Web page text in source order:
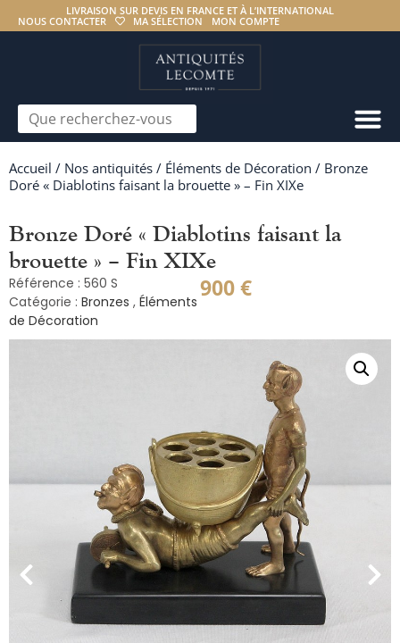
LIVRAISON SUR DEVIS EN FRANCE ET À L’INTERNATIONAL
NOUS CONTACTER
MA SÉLECTION MON COMPTE
Accueil / Nos antiquités / Éléments de Décoration / Bronze
Doré « Diablotins faisant la brouette » – Fin XIXe
Bronze Doré « Diablotins faisant la
brouette » – Fin XIXe
Référence : 560 S
Catégorie : Bronzes , Éléments
de Décoration
900€